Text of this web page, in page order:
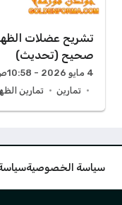
تشريح عضلات
صحيح (تحديث)
4 مايو 2026 - 10:58ص
تمارين
تمارين
سياسة الخصوصية